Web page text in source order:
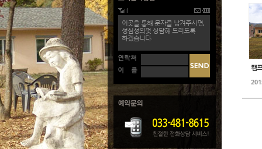
이곳을 통해 문자를 남겨주시면,
성심성의껏 상담해 드리도록
하겠습니다.
연락처
이 름
캠